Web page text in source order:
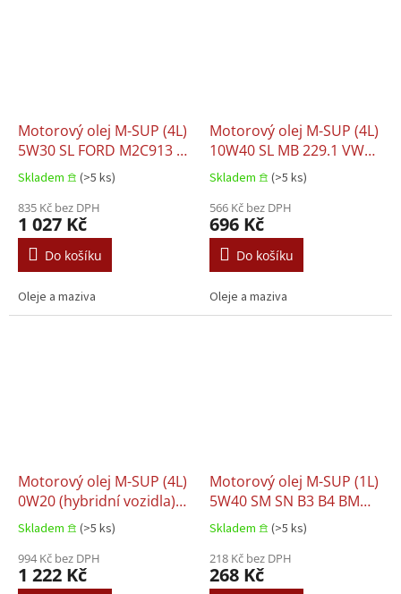
Motorový olej M-SUP (4L)
5W30 SL FORD M2C913 C
FORD M2C913 D JAGUAR
03.5003 LAND ROVER
03.5003
Skladem 𖠿 (>5 ks)
835 Kč bez DPH
1 027 Kč
Do košíku
Oleje a maziva
Motorový olej M-SUP (4L)
10W40 SL MB 229.1 VW
501.01 VW 505.00
Skladem 𖠿 (>5 ks)
566 Kč bez DPH
696 Kč
Do košíku
Oleje a maziva
Motorový olej M-SUP (4L)
0W20 (hybridní vozidla)
RENAULT RN 17 FE
Skladem 𖠿 (>5 ks)
994 Kč bez DPH
1 222 Kč
Motorový olej M-SUP (1L)
5W40 SM SN B3 B4 BMW
LL-01 CITROEN B71 2296
MB 229.3 PEUGEOT B71
2296 PORSCHE A40
RENAULT RN 0700
Skladem 𖠿 (>5 ks)
218 Kč bez DPH
268 Kč